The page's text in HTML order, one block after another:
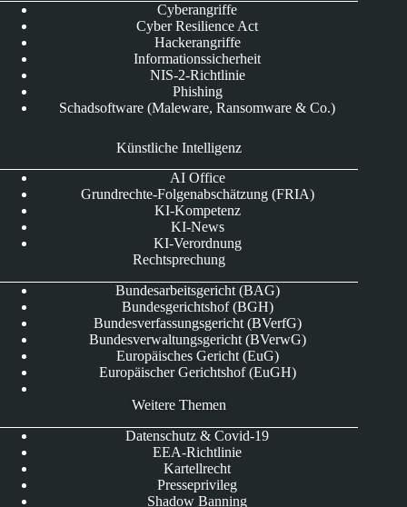
Cyberangriffe
Cyber Resilience Act
Hackerangriffe
Informationssicherheit
NIS-2-Richtlinie
Phishing
Schadsoftware (Maleware, Ransomware & Co.)
Künstliche Intelligenz
AI Office
Grundrechte-Folgenabschätzung (FRIA)
KI-Kompetenz
KI-News
KI-Verordnung
Rechtsprechung
Bundesarbeitsgericht (BAG)
Bundesgerichtshof (BGH)
Bundesverfassungsgericht (BVerfG)
Bundesverwaltungsgericht (BVerwG)
Europäisches Gericht (EuG)
Europäischer Gerichtshof (EuGH)
Weitere Themen
Datenschutz & Covid-19
EEA-Richtlinie
Kartellrecht
Presseprivileg
Shadow Banning